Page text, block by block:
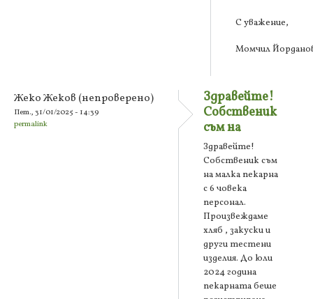
С уважение,
Момчил
Жеко Жеков (непроверено)
Пет., 31/01/2025 - 14:39
permalink
Здравейте!
Собственик
съм на
Здравейте!
Собственик съм
на малка пекарна
с 6 човека
персонал.
Произвеждаме
хляб , закуски и
други тестени
изделия. До юли
2024 година
пекарната беше